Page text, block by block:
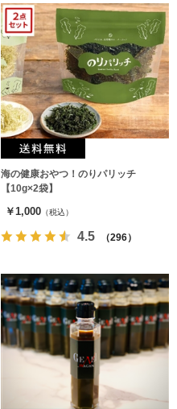
海の健康おやつ！のりパリッチ
【10g×2袋】
￥1,000 （税込）
4.5 （296）